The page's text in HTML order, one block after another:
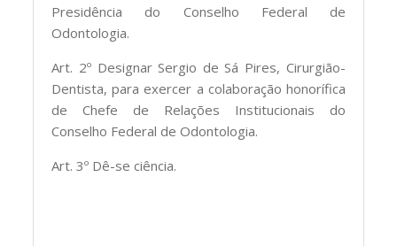
Presidência do Conselho Federal de
Odontologia.
Art. 2º Designar Sergio de Sá Pires, Cirurgião-
Dentista, para exercer a colaboração honorífica
de Chefe de Relações Institucionais do
Conselho Federal de Odontologia.
Art. 3º Dê-se ciência.